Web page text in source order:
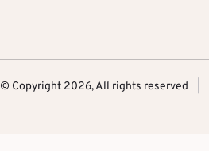
© Copyright 2026, All rights reserved